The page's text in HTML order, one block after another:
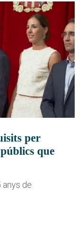
per
que
anys de